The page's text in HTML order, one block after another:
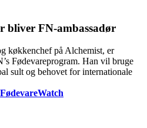
bliver FN-ambassadør
køkkenchef på Alchemist, er
Fødevareprogram. Han vil bruge
sult og behovet for internationale
FødevareWatch